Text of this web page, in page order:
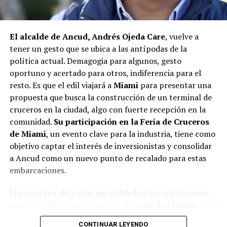
situación similar, señalando que en su comuna tienen
que hasta la fecha no han recibido respuesta clara sobre
si se entregarán los recursos.“Preocupa esta situación,
estos son proyectos que vienen trabajándose desde
hace tiempo y que hoy están en riesgo por la falta de
financiamiento”,declaró.
En la comuna deCuraco de Vélez, la alcaldesa Javiera
Yáñezindicó que históricamente la Subdere ha apoyado
a los municipios en diversos proyectos y que confía en
que durante el año se asignen nuevos recursos, aunque
reconoció una disminución evidente en comparación
con ejercicios anteriores. Señaló que su administración
pesos en distintas líneas de financiamiento, y que, pese
generando preocupación en su equipo municipal.
El alcalde de Ancud, Andrés Ojeda Care, vuelve a
tener un gesto que se ubica a las antípodas de la
política actual. Demagogia para algunos, gesto
oportuno y acertado para otros, indiferencia para el
resto. Es que el edil viajará aMiamipara presentar una
propuesta que busca la construcción de un terminal de
cruceros en la ciudad, algo con fuerte recepción en la
comunidad. Su participación en la Feria de Cruceros
de Miami, un evento clave para la industria, tiene como
objetivo captar el interés de inversionistas y consolidar
a Ancud como un nuevo punto de recalado para estas
embarcaciones.
El proyecto cobra relevancia debido a las restricciones
altura limitará el acceso de cruceros de gran
CONTINUAR LEYENDO